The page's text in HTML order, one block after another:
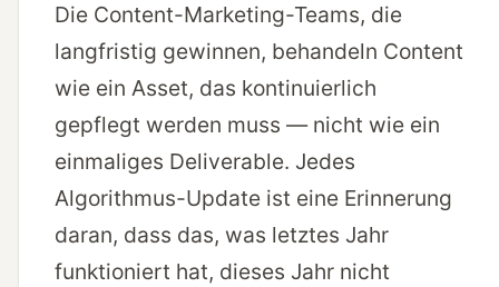
Die Content-Marketing-Teams, die
langfristig gewinnen, behandeln Content
wie ein Asset, das kontinuierlich
gepflegt werden muss — nicht wie ein
einmaliges Deliverable. Jedes
Algorithmus-Update ist eine Erinnerung
daran, dass das, was letztes Jahr
funktioniert hat, dieses Jahr nicht